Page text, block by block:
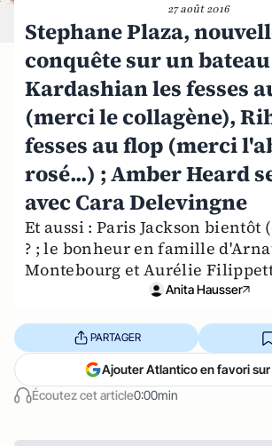
27 août 2016
Stephane Plaza,
conquête sur un
Kardashian les fesses
(merci le collagène),
fesses au flop (merci
rosé...) ; Amber Heard
avec Cara Delevingne
Et aussi : Paris Jackson bientôt
? ; le bonheur en famille
Montebourg et Aurélie
Anita Hausser
Écoutez cet article0:00min
PARTAGER
Ajouter Atlantico en favori sur